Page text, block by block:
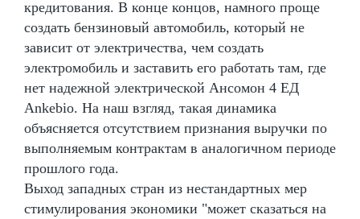
кредитования. В конце концов, намного проще
создать бензиновый автомобиль, который не
зависит от электричества, чем создать
электромобиль и заставить его работать там, где
нет надежной электрической Ансомон 4 ЕД
Ankebio. На наш взгляд, такая динамика
объясняется отсутствием признания выручки по
выполняемым контрактам в аналогичном периоде
прошлого года.
Выход западных стран из нестандартных мер
стимулирования экономики "может сказаться на